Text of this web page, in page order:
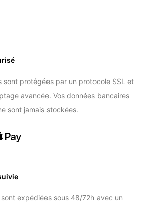
sont protégées par un protocole SSL et
avancée. Vos données bancaires
sont jamais stockées.
expédiées sous 48/72h avec un